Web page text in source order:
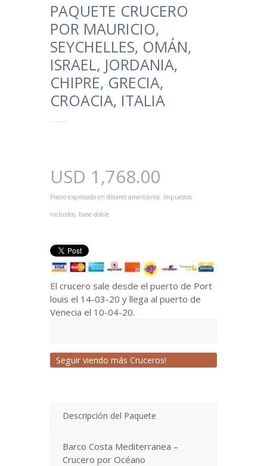
PAQUETE CRUCERO
POR MAURICIO,
SEYCHELLES, OMÁN,
ISRAEL, JORDANIA,
CHIPRE, GRECIA,
CROACIA, ITALIA
USD 1,768.00
Precio expresado en dólares americanos. Impuestos
incluidos, base doble
El crucero sale desde el puerto de Port
louis el 14-03-20 y llega al puerto de
Venecia el 10-04-20.
Seguir viendo más Cruceros!
Descripción del Paquete
Barco Costa Mediterranea –
Crucero por Océano